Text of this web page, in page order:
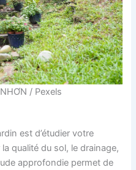
/ Pexels
est d’étudier votre
qualité du sol, le drainage,
approfondie permet de